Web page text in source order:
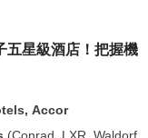
五星級酒店！ 把握機
Accor